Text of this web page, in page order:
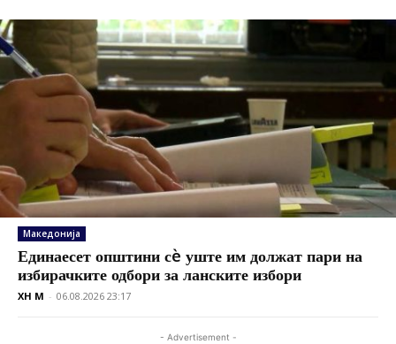
Македонија
Единаесет општини сè уште им должат пари на
избирачките одбори за ланските избори
XH M - 06.08.2026 23:17
- Advertisement -